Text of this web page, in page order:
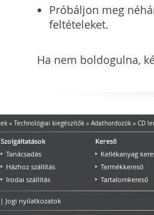
Próbáljon meg
feltételeket.
Ha nem boldogulna,
» Technológiai kiegészítők» Adathordozók» CD
Szolgáltatások
Tanácsadás
Házhoz szállítás
Irodai szállítás
Kereső
Kellékanyag
Termékkereső
Tartalomkereső
| Jogi nyilatkozatok